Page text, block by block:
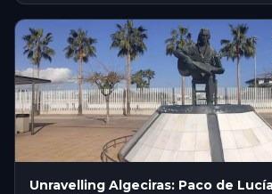
Unravelling Algeciras: Paco de